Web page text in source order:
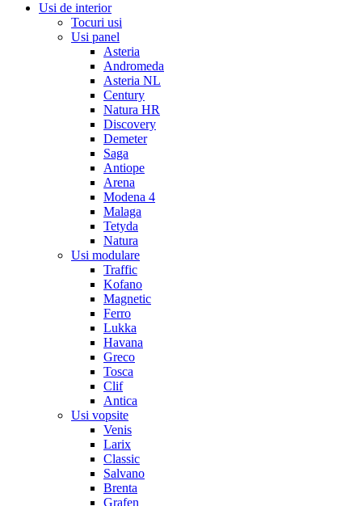
Usi de interior
Tocuri usi
Usi panel
Asteria
Andromeda
Asteria NL
Century
Natura HR
Discovery
Demeter
Saga
Antiope
Arena
Modena 4
Malaga
Tetyda
Natura
Usi modulare
Traffic
Kofano
Magnetic
Ferro
Lukka
Havana
Greco
Tosca
Clif
Antica
Usi vopsite
Venis
Larix
Classic
Salvano
Brenta
Grafen